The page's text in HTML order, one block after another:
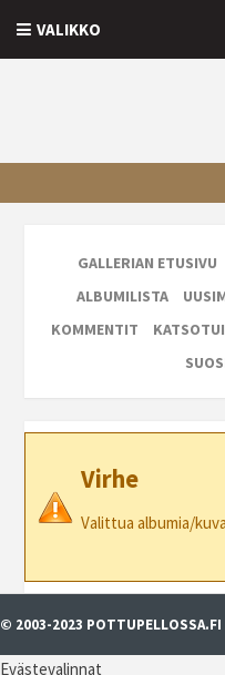
VALIKKO
GALLERIAN ETUSIVU
ALBUMILISTA
KOMMENTIT
Virhe
Valittua albumia/
© 2003-2023 POTTUPELLOSSA.FI
Evästevalinnat